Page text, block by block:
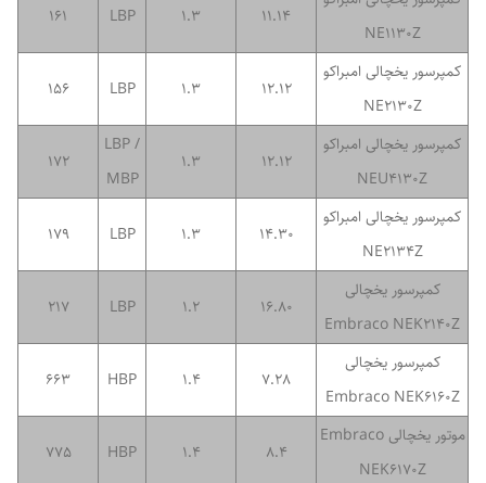
NE1130Z
11.14
1.3
LBP
161
کمپرسور یخچالی امبراکو
NE2130Z
12.12
1.3
LBP
156
کمپرسور یخچالی امبراکو
NEU4130Z
12.12
1.3
LBP /
MBP
172
کمپرسور یخچالی امبراکو
NE2134Z
14.30
1.3
LBP
179
کمپرسور یخچالی
Embraco NEK2140Z
16.80
1.2
LBP
217
کمپرسور یخچالی
Embraco NEK6160Z
7.28
1.4
HBP
663
موتور یخچالی Embraco
NEK6170Z
8.4
1.4
HBP
775